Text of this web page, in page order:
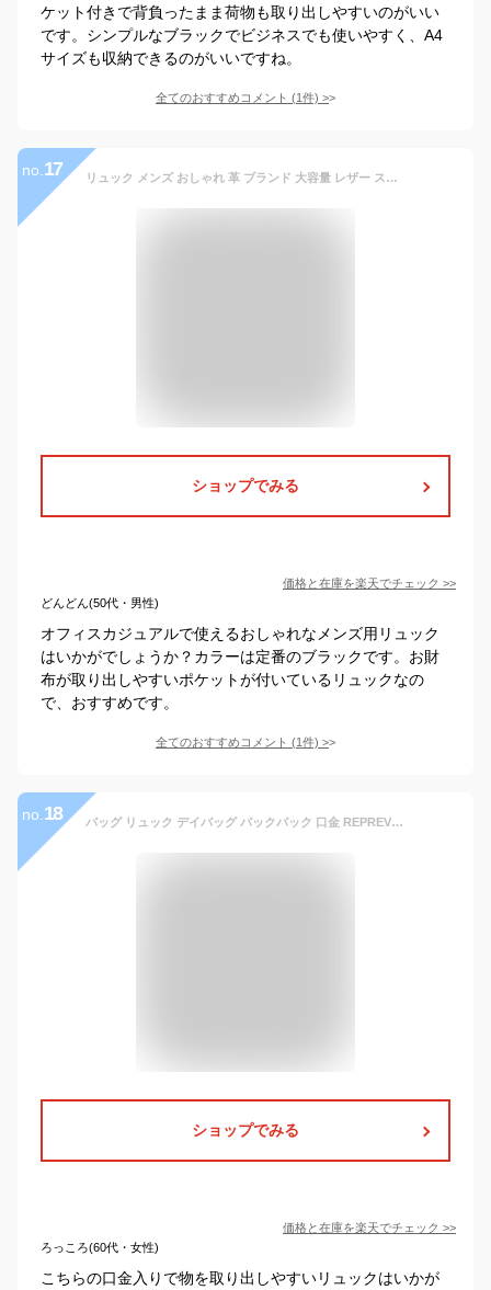
ケット付きで背負ったまま荷物も取り出しやすいのがいい
です。シンプルなブラックでビジネスでも使いやすく、A4
サイズも収納できるのがいいですね。
全てのおすすめコメント (1件) >
no. 17 リュック メンズ おしゃれ 革 ブランド 大容量 レザー スポーツ 軽量 リュックサック 大きめ おしゃれ 旅行 バッグ bag かっこいい ファッション バック ブランド 40代 夏 50代 春 大人 冬 30代 お洒落 鞄 秋 オフィス カジュアル 20代 セール bag-252
ショップでみる
価格と在庫を楽天でチェック >>
どんどん(50代・男性)
オフィスカジュアルで使えるおしゃれなメンズ用リュック
はいかがでしょうか？カラーは定番のブラックです。お財
布が取り出しやすいポケットが付いているリュックなの
で、おすすめです。
全てのおすすめコメント (1件) >
no. 18 バッグ リュック デイバッグ バックパック 口金 REPREVE 撥水 PC キャリーベルト 18L 大容量 レディース メンズ カジュアル カバン 鞄 春 夏 秋 冬 親子 おしゃれ 40代 50代 anello アネロ
ショップでみる
価格と在庫を楽天でチェック >>
ろっころ(60代・女性)
こちらの口金入りで物を取り出しやすいリュックはいかが